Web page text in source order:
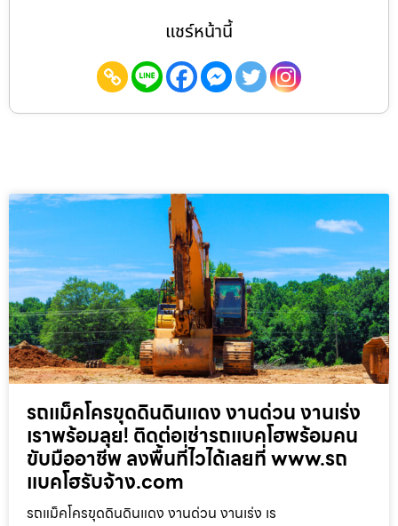
แชร์หน้านี้
รถแม็คโครขุดดินดินแดง งานด่วน งานเร่ง
เราพร้อมลุย! ติดต่อเช่ารถแบคโฮพร้อมคน
ขับมืออาชีพ ลงพื้นที่ไวได้เลยที่ www.รถ
แบคโฮรับจ้าง.com
รถแม็คโครขุดดินดินแดง งานด่วน งานเร่ง เร